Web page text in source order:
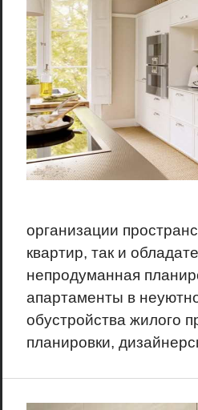
организации
квартир, так и
непродуманная
апартаменты в
обустройства жилого
планировки,